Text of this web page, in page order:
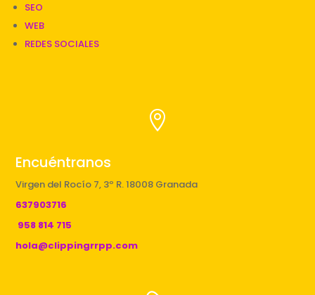
SEO
WEB
REDES SOCIALES

Encuéntranos
Virgen del Rocío 7, 3º R. 18008 Granada
637903716
958 814 715
hola@clippingrrpp.com